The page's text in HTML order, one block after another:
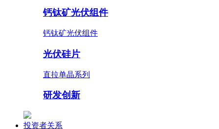
钙钛矿光伏组件
钙钛矿光伏组件
光伏硅片
直拉单晶系列
研发创新
投资者关系